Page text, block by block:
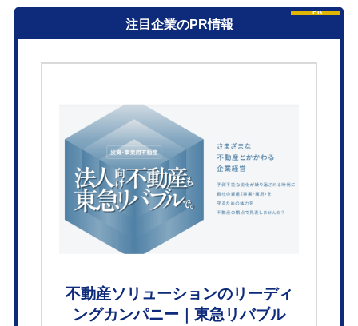
注目企業のPR情報
PR
不動産ソリューションのリーディ
ングカンパニー｜東急リバブル